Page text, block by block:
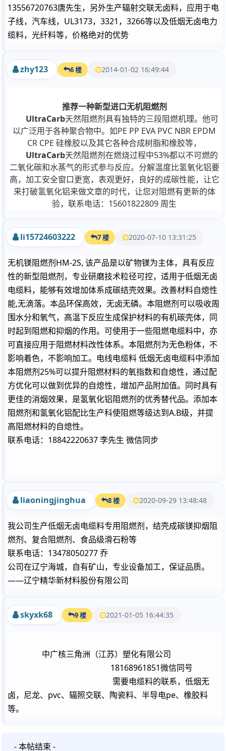
13556720763唐先生，另外生产辐射交联无卤料，应用于电
子线，汽车线，UL3173，3321，3266等以及低烟无卤电力
缆料，光纤料等，价格绝对的优势
zhy123 6 楼 2014-01-02 16:49:44
推荐一种新型进口无机阻燃剂
UltraCarb天然阻燃剂具有独特的三段阻燃机理。他可
以广泛用于各种聚合物中。如PE PP EVA PVC NBR EPDM
CR CPE 硅橡胶以及其它各种合成树脂和橡胶等，
UltraCarb天然阻燃剂在燃烧过程中53%都以不可燃的
二氧化碳和水蒸气的形式参与反应。分解温度比氢氧化铝要
高，加工安全窗口更宽，表观更好，良好的成碳性能，让它
来打破氢氧化铝来做文章的时代，让您对阻燃有更新的体
验，联系电话：15601822809 周生
li15724603222 7 楼 2020-07-10 13:31:25
无机镁阻燃剂HM-2S, 该产品是以矿物镁为主体，具有反应
性的新型阻燃剂，专业研磨技术粒径可控，适用于低烟无卤
电缆料，能够有效增加体系成碳结壳效果。改善材料自熄性
能,无滴落。本品环保高效，无卤无磷。本阻燃剂可以吸收周
围水分和氧气，高温下反应生成保护材料的有机碳壳体，同
时起到阻燃和抑烟的作用。可使用于一些阻燃电缆料中，亦
可直接应用于阻燃材料改性体系。本阻燃剂为无色粉体，不
影响着色，不影响加工。电线电缆料 低烟无卤电缆料中添加
本阻燃剂25%可以提升阻燃材料的氧指数和自熄性，通过配
方优化可以做到优异的自熄性，增加产品附加值。同时具有
更佳的消烟效果，是氢氧化铝阻燃剂的优秀替代品。添加本
阻燃剂和氢氧化铝配比生产科使阻燃等级达到A.B级，并提
高阻燃材料的自熄性。
联系电话：18842220637 李先生 微信同步
liaoningjinghua 8 楼 2020-09-29 13:48:48
我公司生产低烟无卤电缆料专用阻燃剂，结壳成碳镁抑烟阻
燃剂、复合阻燃剂、食品级滑石粉等
联系电话：13478050277 乔
公司在辽宁海城，自有矿山，专业设备加工，保证品质。
——辽宁精华新材料股份有限公司
skyxk68 9 楼 2021-01-05 16:44:35
中广核三角洲（江苏）塑化有限公司
18168961851微信同号
需要电缆料的联系，低烟无
卤，尼龙、pvc、辐照交联、陶瓷料、半导电pe、橡胶料
等。
- 本帖结束 -